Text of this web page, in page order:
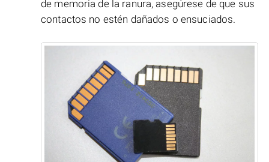
de memoria de la ranura, asegúrese de que sus
contactos no estén dañados o ensuciados.